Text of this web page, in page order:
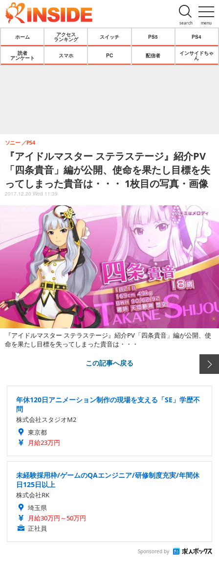
menu
search
ホーム
アクセス
ランキング
スイッチ PS5 PS4
読者
アンケート
スマホ PC 配信者
インサイドちゃ
ん
『アイドルマスター ステラステージ』紹介PV
「四条貴音」編が公開、使命を果たし目標を失
ってしまった貴音は・・・ 1枚目の写真・画像
ソニー PS4
2017.12.20 Wed 11:39
『アイドルマスター ステラステージ』紹介PV「四条貴音」編が公開、使
命を果たし目標を失ってしまった貴音は・・・
この記事へ戻る
年休120日アニメーション制作の現場を支える「SE」学歴不
問
株式会社スタジオM2
東京都
月給23万円
未経験採用枠/ゲームのQAエンジニア/研修制度充実/年間休
日125日以上
株式会社RK
埼玉県
月給30万円～50万円
正社員
Sponsored by